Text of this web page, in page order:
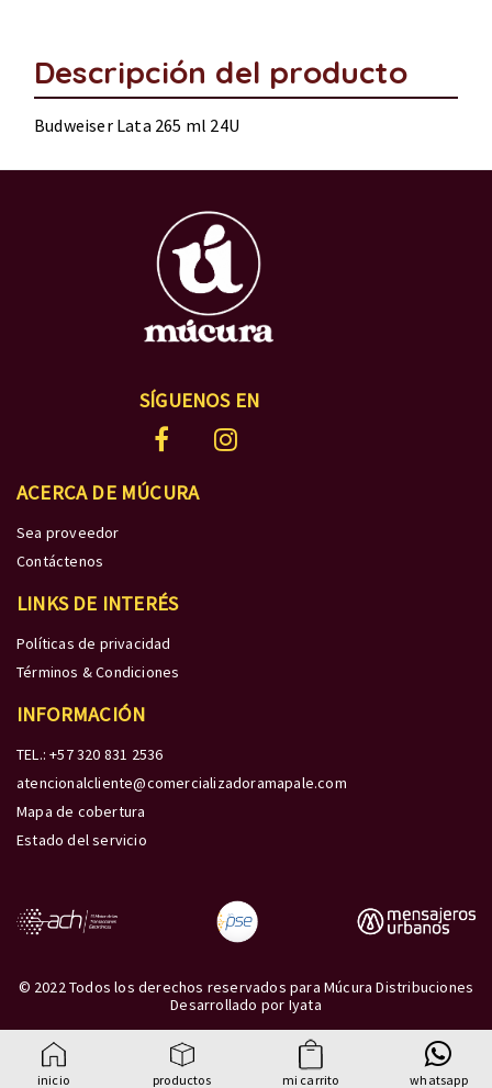
Descripción del producto
Budweiser Lata 265 ml 24U
SÍGUENOS EN
ACERCA DE MÚCURA
Sea proveedor
Contáctenos
LINKS DE INTERÉS
Políticas de privacidad
Términos & Condiciones
INFORMACIÓN
TEL.: +57 320 831 2536
atencionalcliente@comercializadoramapale.com
Mapa de cobertura
Estado del servicio
© 2022 Todos los derechos reservados para Múcura Distribuciones
Desarrollado por Iyata
inicio productos mi carrito whatsapp